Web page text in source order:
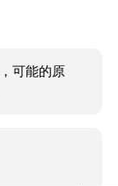
可能的原